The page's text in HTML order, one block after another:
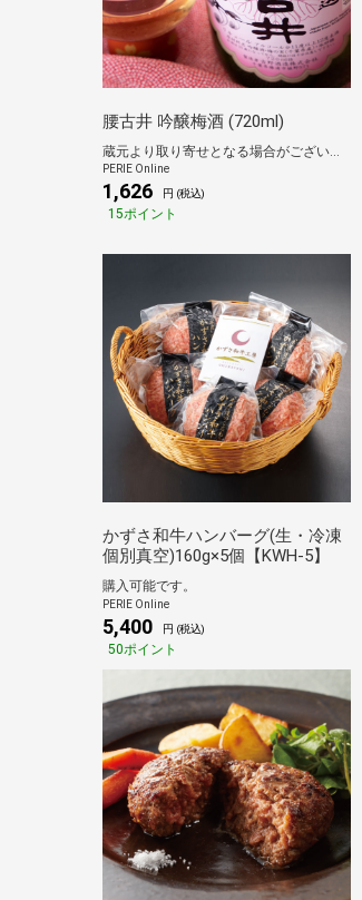
腰古井 吟醸梅酒 (720ml)
蔵元より取り寄せとなる場合がございます
PERIE Online
1,626 円 (税込)
15ポイント
かずさ和牛ハンバーグ(生・冷凍
個別真空)160g×5個【KWH-5】
購入可能です。
PERIE Online
5,400 円 (税込)
50ポイント